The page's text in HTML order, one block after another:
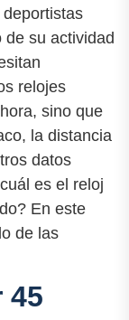
de su actividad
relojes
sino que
la distancia
datos
es el reloj
En este
de las
45